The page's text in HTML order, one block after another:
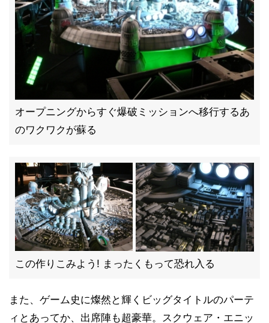
オープニングからすぐ爆破ミッションへ移行するあ
のワクワクが蘇る
この作りこみよう! まったくもって恐れ入る
また、ゲーム史に燦然と輝くビッグタイトルのパーテ
ィとあってか、出席陣も超豪華。スクウェア・エニッ